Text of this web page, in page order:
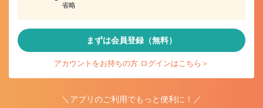
省略
まずは会員登録（無料）
アカウントをお持ちの方 ログインはこちら＞
＼アプリのご利用でもっと便利に！／